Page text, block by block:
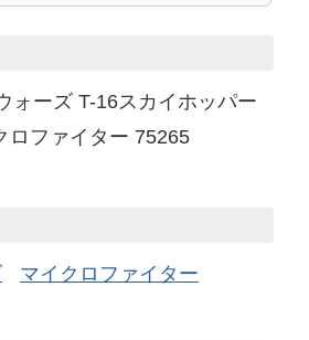
ォーズ T-16スカイホッパー
ロファイター 75265
マイクロファイター